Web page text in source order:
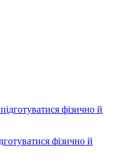
фізично й